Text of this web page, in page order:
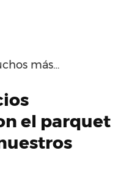
más…
el parquet